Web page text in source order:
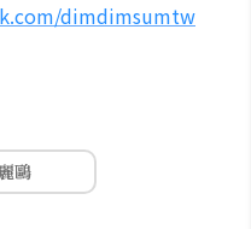
dimdimsumtw
鷗